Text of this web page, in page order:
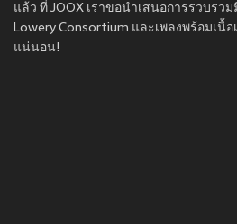
แล้ว ที่ JOOX เราขอนำเสนอการรวบรว
Lowery Consortium และเพลงพร้อมเนื้
แน่นอน!